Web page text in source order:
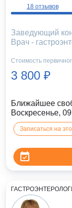
18 отзывов
Заведующий
Врач -
Стоимость
3 800 ₽
Ближайшее
Воскресенье,
Записаться на